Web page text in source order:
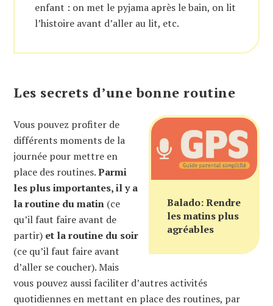
enfant : on met le pyjama après le bain, on lit
l’histoire avant d’aller au lit, etc.
Les secrets d’une bonne routine
Balado: Rendre
les matins plus
agréables
Vous pouvez profiter de
différents moments de la
journée pour mettre en
place des routines.Parmi
les plus importantes, il y a
la routine du matin (ce
qu’il faut faire avant de
partir) et la routine du soir
(ce qu’il faut faire avant
d’aller se coucher). Mais
vous pouvez aussi faciliter d’autres activités
quotidiennes en mettant en place des routines, par